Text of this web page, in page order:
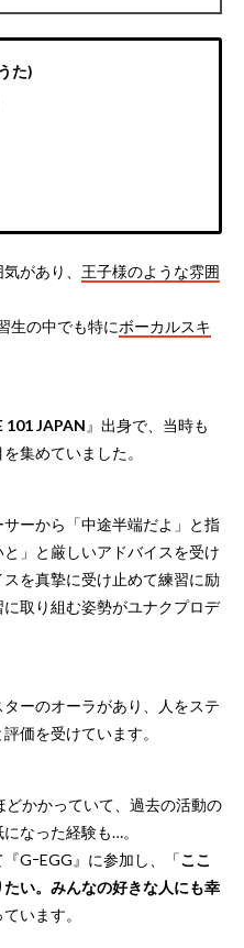
た)
があり、 王子様のような雰囲
生の中でも特にボーカルスキ
101 JAPAN 』出身で、当時も
集めていました。
ーから「中途半端だよ」と指
」と厳しいアドバイスを受け
を真摯に受け止めて練習に励
取り組む姿勢がユナクプロデ
ーのオーラがあり、人をステ
価を受けています。
かかっていて、過去の活動の
なった経験も…。
GｰEGG』に参加し、「ここ
い。みんなの好きな人にも幸
います。